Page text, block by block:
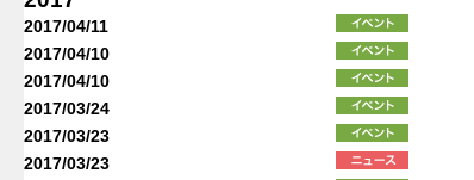
2017/04/11
2017/04/10
2017/04/10
2017/03/24
2017/03/23
2017/03/23